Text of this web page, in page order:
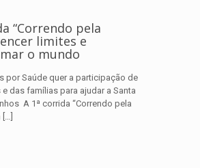
“Correndo pela
limites e
o mundo
por Saúde quer a participação de
das famílias para ajudar a Santa
A 1ª corrida “Correndo pela
[…]